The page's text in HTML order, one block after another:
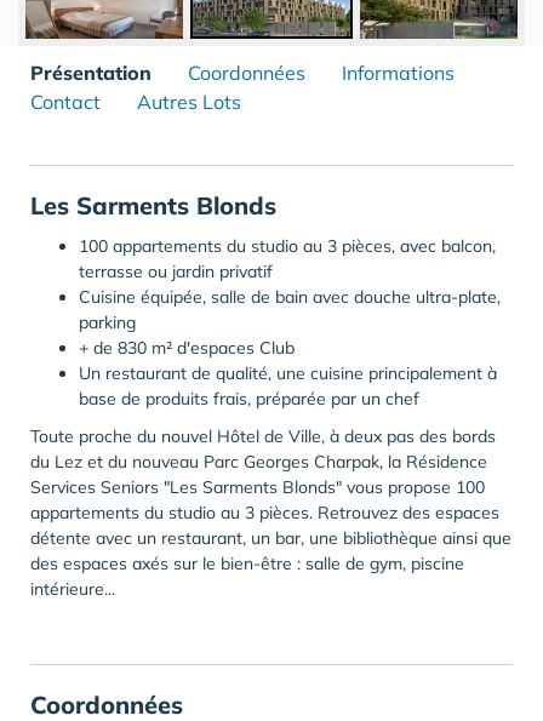
Présentation Coordonnées
Informations
Contact
Autres Lots
Les Sarments Blonds
100 appartements du studio au 3 pièces, avec balcon,
terrasse ou jardin privatif
Cuisine équipée, salle de bain avec douche ultra-plate,
parking
+ de 830 m² d'espaces Club
Un restaurant de qualité, une cuisine principalement à
base de produits frais, préparée par un chef
Toute proche du nouvel Hôtel de Ville, à deux pas des bords
du Lez et du nouveau Parc Georges Charpak, la Résidence
Services Seniors "Les Sarments Blonds" vous propose 100
appartements du studio au 3 pièces. Retrouvez des espaces
détente avec un restaurant, un bar, une bibliothèque ainsi que
des espaces axés sur le bien-être : salle de gym, piscine
intérieure...
Coordonnées